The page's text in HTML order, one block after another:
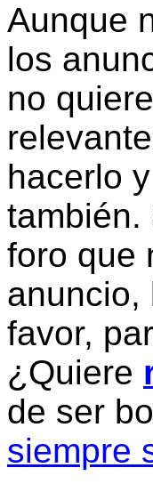
Aunque
los
no
hacerlo
también.
foro que
anuncio,
favor,
¿Quiere
de ser
siempre